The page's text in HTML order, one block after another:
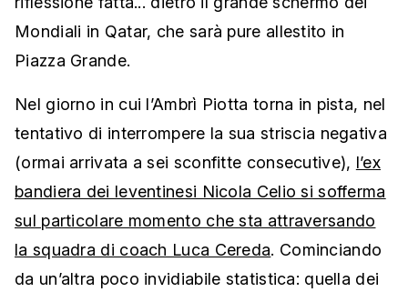
Mondiali in Qatar, che sarà pure allestito in
Piazza Grande.
Nel giorno in cui l’Ambrì Piotta torna in pista, nel
tentativo di interrompere la sua striscia negativa
(ormai arrivata a sei sconfitte consecutive), l’ex
bandiera dei leventinesi Nicola Celio si sofferma
sul particolare momento che sta attraversando
la squadra di coach Luca Cereda. Cominciando
da un’altra poco invidiabile statistica: quella dei